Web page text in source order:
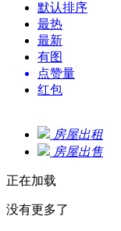
默认排序
最热
最新
有图
点赞量
红包
房屋出租
房屋出售
正在加载
没有更多了